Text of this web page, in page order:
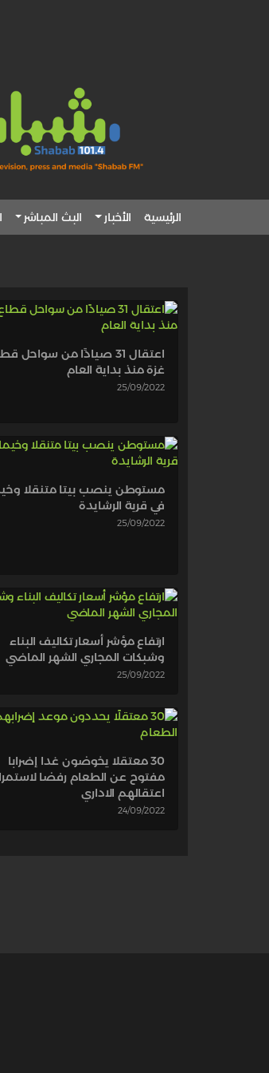
الرئيسية الأخبار البث المباشر
اعتقال 31 صيادًا من سواحل
غزة منذ بداية العام
25/09/2022
مستوطن ينصب بيتا متنقلا
في قرية الرشايدة
25/09/2022
ارتفاع مؤشر أسعار تكاليف البناء
وشبكات المجاري الشهر الماضي
25/09/2022
30 معتقلا يخوضون غدا إضرابا
مفتوح عن الطعام رفضا
اعتقالهم الاداري
24/09/2022